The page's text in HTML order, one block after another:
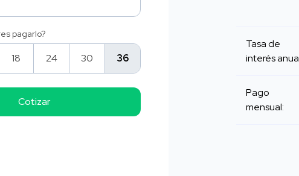
pagarlo?
18 24 30 36
Tasa de
interés
Pago
mensual: